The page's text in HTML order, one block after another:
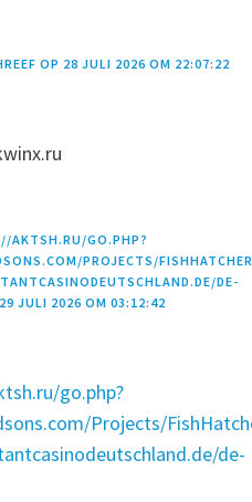
OP 28 JULI 2026 OM 22:07:22
AKTSH.RU/GO.PHP?
PROJECTS/
DE-
29 JULI 2026 OM 03:12:42
go.php?
Projects/
de-